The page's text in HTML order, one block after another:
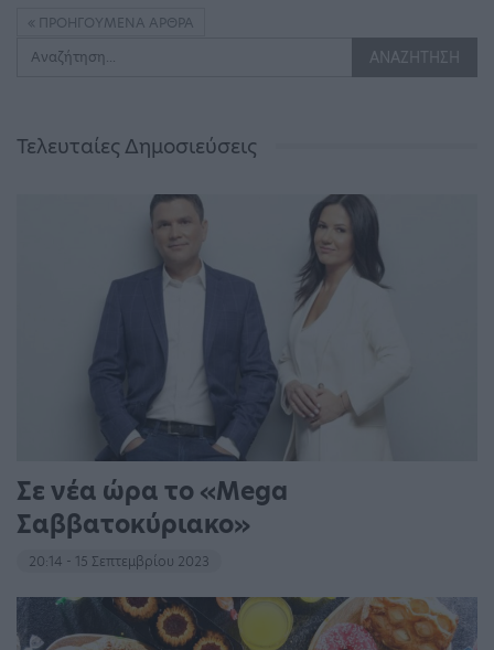
ΠΡΟΗΓΟΎΜΕΝΑ ΆΡΘΡΑ
Τελευταίες Δημοσιεύσεις
Σε νέα ώρα το «Mega
Σαββατοκύριακο»
20:14 - 15 Σεπτεμβρίου 2023